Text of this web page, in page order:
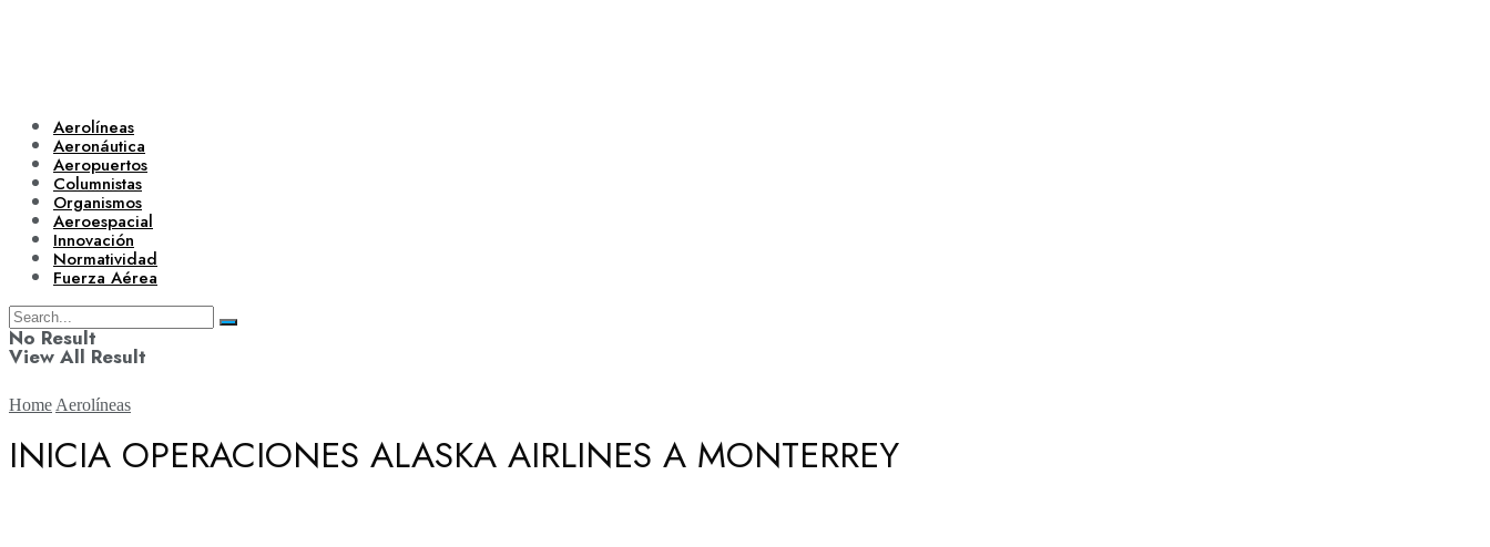
Aerolíneas
Aeronáutica
Aeropuertos
Columnistas
Organismos
Aeroespacial
Innovación
Normatividad
Fuerza Aérea
No Result
View All Result
Home Aerolíneas
INICIA OPERACIONES ALASKA AIRLINES A MONTERREY